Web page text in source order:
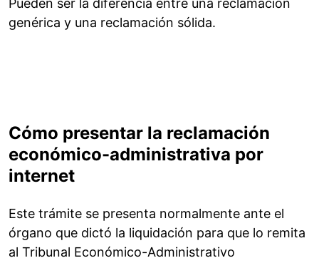
Pueden ser la diferencia entre una reclamación
genérica y una reclamación sólida.
Cómo presentar la reclamación
económico-administrativa por
internet
Este trámite se presenta normalmente ante el
órgano que dictó la liquidación para que lo remita
al Tribunal Económico-Administrativo